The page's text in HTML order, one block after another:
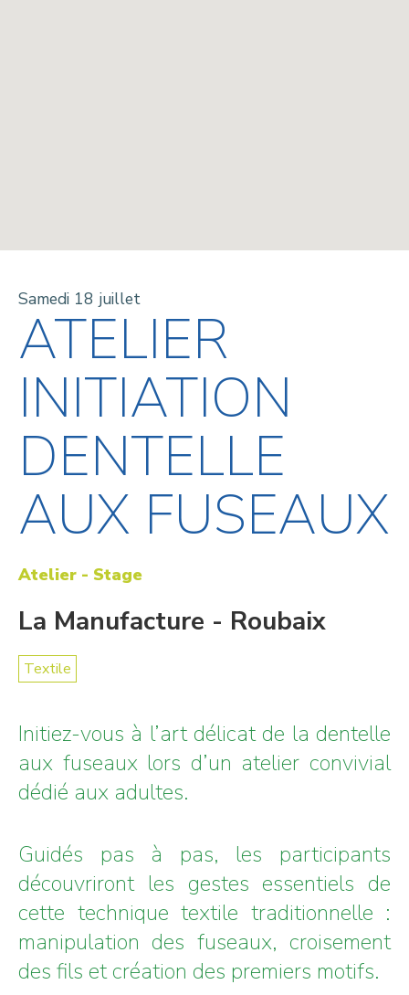
Samedi 18 juillet
ATELIER
INITIATION
DENTELLE
AUX FUSEAUX
Atelier - Stage
La Manufacture - Roubaix
Textile
Initiez-vous à l’art délicat de la dentelle
aux fuseaux lors d’un atelier convivial
dédié aux adultes.
Guidés pas à pas, les participants
découvriront les gestes essentiels de
cette technique textile traditionnelle :
manipulation des fuseaux, croisement
des fils et création des premiers motifs.